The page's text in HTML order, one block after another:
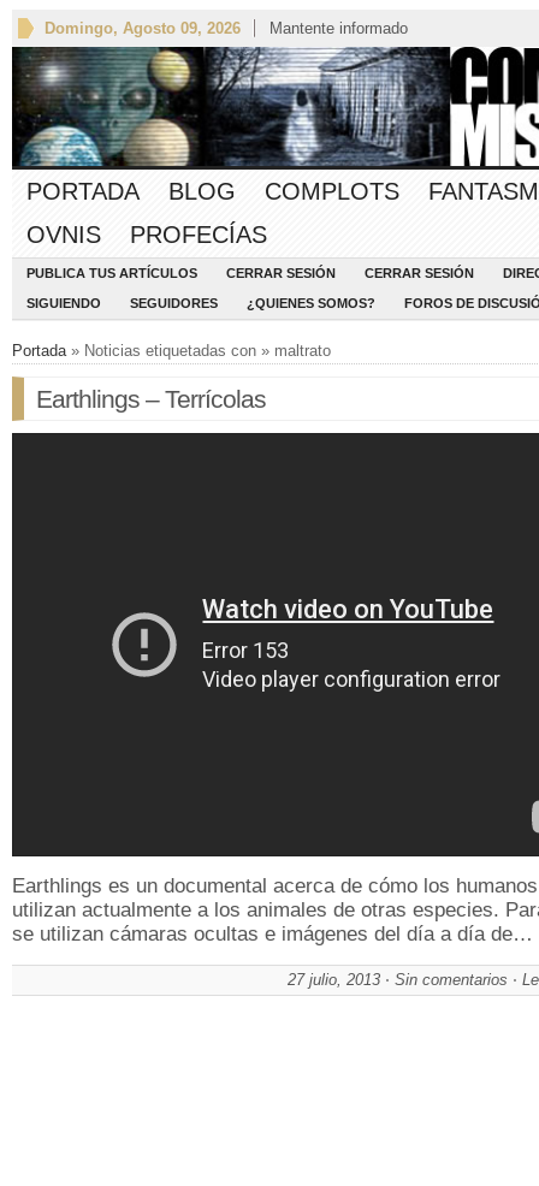
Domingo, Agosto 09, 2026 Mantente informado
PORTADA BLOG COMPLOTS
OVNIS
PROFECÍAS
PUBLICA TUS ARTÍCULOS CERRAR SESIÓN CERRAR SESIÓN
SIGUIENDO SEGUIDORES ¿QUIENES SOMOS? FOROS DE
Portada » Noticias etiquetadas con » maltrato
Earthlings – Terrícolas
Earthlings es un documental acerca de cómo los humanos
utilizan actualmente a los animales de otras especies.
se utilizan cámaras ocultas e imágenes del día a día de…
27 julio, 2013 Sin comentarios